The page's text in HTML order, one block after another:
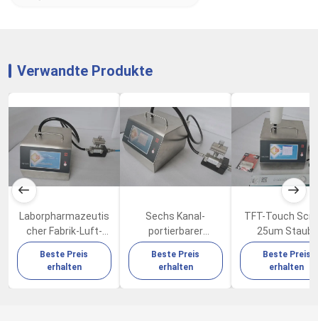
Verwandte Produkte
Laborpharmazeutis
cher Fabrik-Luft-
Qualitäts-Partikel-
Zähler 100LPM 80W
Beste Preis
erhalten
Sechs Kanal-
portierbarer
Luftteilchen-Zähler
100LPM mit
Beste Preis
erhalten
TFT-Touch
25um Staub-
Partikel-Zähler
der
Beste Preis
erhalten